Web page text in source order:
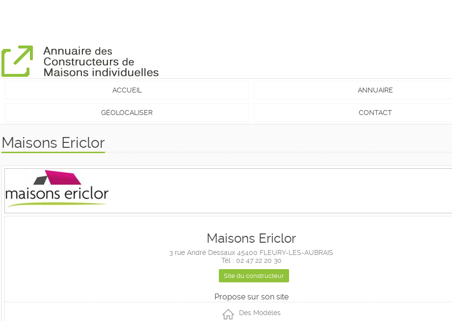
ACCUEIL ANNUAIRE
GÉOLOCALISER CONTACT
Maisons Ericlor
Maisons Ericlor
3 rue André Dessaux 45400 FLEURY-LES-AUBRAIS
Tél : 02 47 22 20 30
Site du constructeur
Propose sur son site
Des Modéles